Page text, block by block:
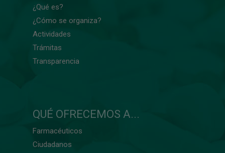
¿Qué es?
¿Cómo se organiza?
Actividades
Trámitas
Transparencia
QUÉ OFRECEMOS A...
Farmacéuticos
Ciudadanos